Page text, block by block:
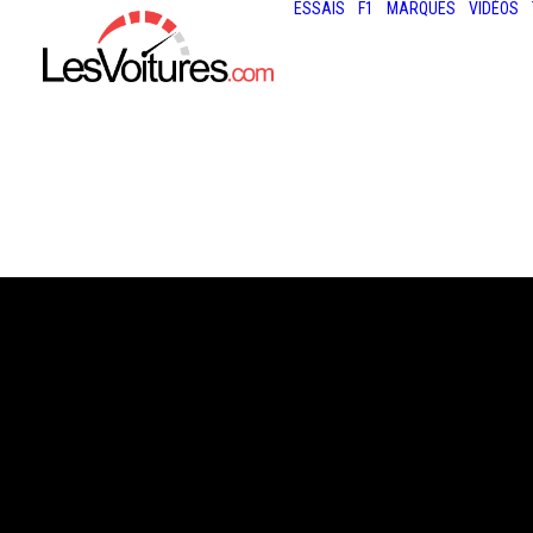
ESSAIS F1 MARQUES VIDÉOS